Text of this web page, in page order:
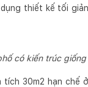
thiết kế tối
có kiến trúc giống
30m2 hạn chế